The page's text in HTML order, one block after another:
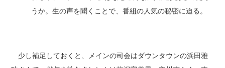
うか。生の声を聞くことで、番組の人気の秘密に迫る。
少し補足しておくと、メインの司会はダウンタウンの浜田雅